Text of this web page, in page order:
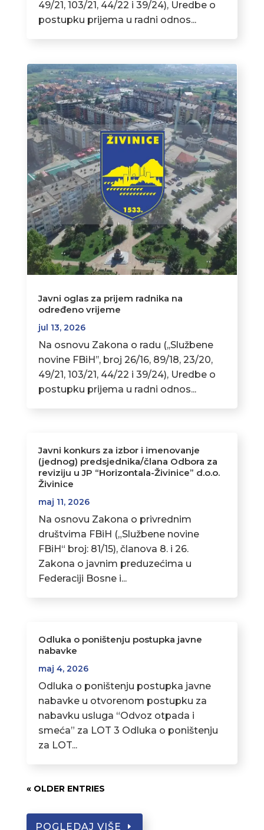
49/21, 103/21, 44/22 i 39/24), Uredbe o
postupku prijema u radni odnos...
Javni oglas za prijem radnika na
određeno vrijeme
jul 13, 2026
Na osnovu Zakona o radu (,,Službene
novine FBiH’’, broj 26/16, 89/18, 23/20,
49/21, 103/21, 44/22 i 39/24), Uredbe o
postupku prijema u radni odnos...
Javni konkurs za izbor i imenovanje
(jednog) predsjednika/člana Odbora za
reviziju u JP “Horizontala-Živinice” d.o.o.
Živinice
maj 11, 2026
Na osnovu Zakona o privrednim
društvima FBiH („Službene novine
FBiH“ broj: 81/15), članova 8. i 26.
Zakona o javnim preduzećima u
Federaciji Bosne i...
Odluka o poništenju postupka javne
nabavke
maj 4, 2026
Odluka o poništenju postupka javne
nabavke u otvorenom postupku za
nabavku usluga “Odvoz otpada i
smeća” za LOT 3 Odluka o poništenju
za LOT...
« OLDER ENTRIES
POGLEDAJ VIŠE